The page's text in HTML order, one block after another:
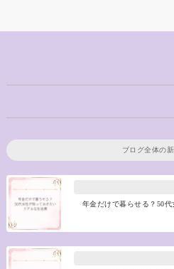
ブログ全体の
年金だけで暮らせる？50